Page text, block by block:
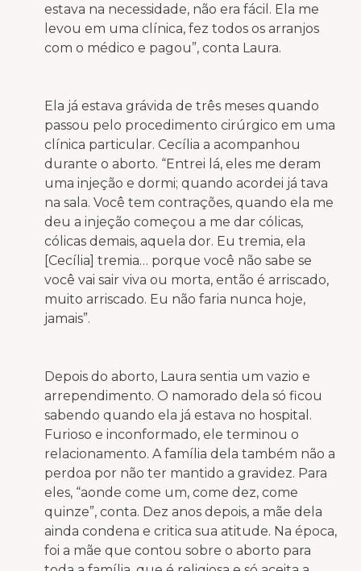
estava na necessidade, não era fácil. Ela me
levou em uma clínica, fez todos os arranjos
com o médico e pagou”, conta Laura.
Ela já estava grávida de três meses quando
passou pelo procedimento cirúrgico em uma
clínica particular. Cecília a acompanhou
durante o aborto. “Entrei lá, eles me deram
uma injeção e dormi; quando acordei já tava
na sala. Você tem contrações, quando ela me
deu a injeção começou a me dar cólicas,
cólicas demais, aquela dor. Eu tremia, ela
[Cecília] tremia… porque você não sabe se
você vai sair viva ou morta, então é arriscado,
muito arriscado. Eu não faria nunca hoje,
jamais”.
Depois do aborto, Laura sentia um vazio e
arrependimento. O namorado dela só ficou
sabendo quando ela já estava no hospital.
Furioso e inconformado, ele terminou o
relacionamento. A família dela também não a
perdoa por não ter mantido a gravidez. Para
eles, “aonde come um, come dez, come
quinze”, conta. Dez anos depois, a mãe dela
ainda condena e critica sua atitude. Na época,
foi a mãe que contou sobre o aborto para